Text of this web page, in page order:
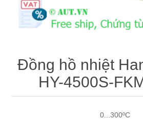
Máy tính công nghiệp
Động cơ servo 2 phase
Quạt thông gió
Phụ Kiện Schneider
Phụ Kiện Siemens
Đồng hồ nhiệt
HY-4500S-
0...300ºC